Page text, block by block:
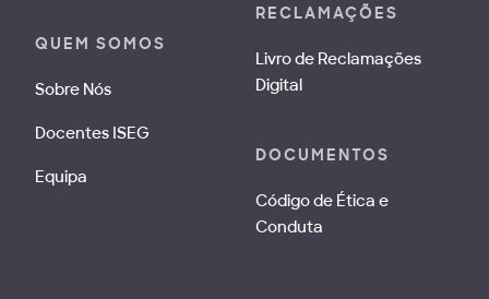
QUEM SOMOS
Sobre Nós
Docentes ISEG
Equipa
RECLAMAÇÕES
Livro de Reclamações
Digital
DOCUMENTOS
Código de Ética e
Conduta